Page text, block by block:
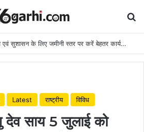
कर्तव्यनिष्ठ होकर जनसेवा एवं सुशासन के लिए जमीनी स्तर पर करें बेहतर कार्य: मुख्यमंत्री
Latest राष्ट्रीय विविध
देव साय 5 जुलाई को